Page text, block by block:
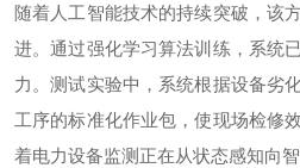
随着人工智能技术的持续突破，该
进。通过强化学习算法训练，系统
力。测试实验中，系统根据设备劣
工序的标准化作业包，使现场检修
着电力设备监测正在从状态感知向智